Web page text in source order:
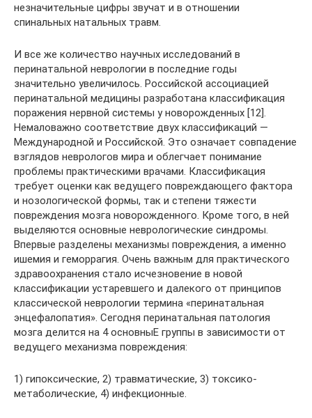
незначительные цифры звучат и в отношении
спинальных натальных травм.
И все же количество научных исследований в
перинатальной неврологии в последние годы
значительно увеличилось. Российской ассоциацией
перинатальной медицины разработана классификация
поражения нервной системы у новорожденных [12].
Немаловажно соответствие двух классификаций —
Международной и Российской. Это означает совпадение
взглядов неврологов мира и облегчает понимание
проблемы практическими врачами. Классификация
требует оценки как ведущего повреждающего фактора
и нозологической формы, так и степени тяжести
повреждения мозга новорожденного. Кроме того, в ней
выделяются основные неврологические синдромы.
Впервые разделены механизмы повреждения, а именно
ишемия и геморрагия. Очень важным для практического
здравоохранения стало исчезновение в новой
классификации устаревшего и далекого от принципов
классической неврологии термина «перинатальная
энцефалопатия». Сегодня перинатальная патология
мозга делится на 4 основныЕ группы в зависимости от
ведущего механизма повреждения:
1) гипоксические, 2) травматические, 3) токсико-
метаболические, 4) инфекционные.